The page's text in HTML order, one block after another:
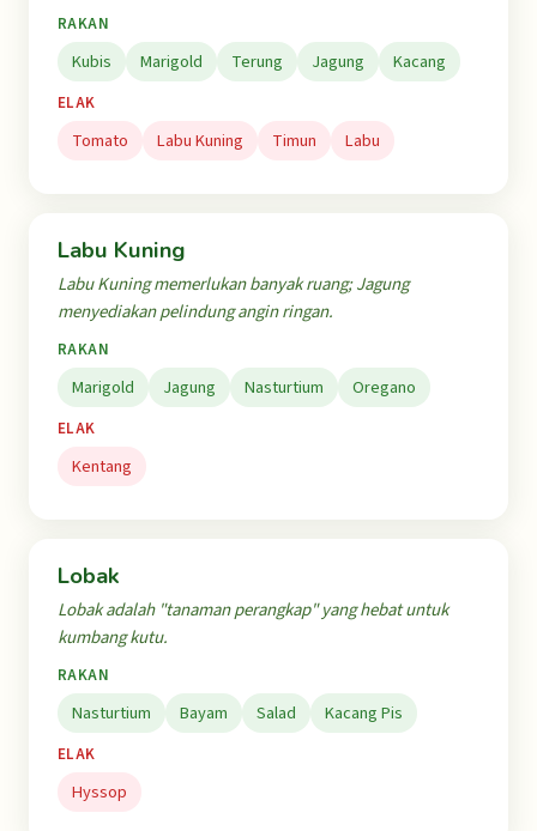
RAKAN
Kubis Marigold Terung Jagung Kacang
ELAK
Tomato Labu Kuning Timun Labu
Labu Kuning
Labu Kuning memerlukan banyak ruang; Jagung
menyediakan pelindung angin ringan.
RAKAN
Marigold Jagung Nasturtium Oregano
ELAK
Kentang
Lobak
Lobak adalah "tanaman perangkap" yang hebat untuk
kumbang kutu.
RAKAN
Nasturtium Bayam Salad Kacang Pis
ELAK
Hyssop